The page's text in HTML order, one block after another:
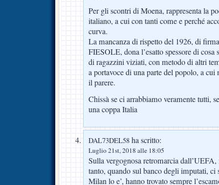
Per gli scontri di Moena, rappresenta la
italiano, a cui con tanti come e perché
curva.
La mancanza di rispetto del 1926, di
FIESOLE, dona l’esatto spessore di cosa
di ragazzini viziati, con metodo di altri
a portavoce di una parte del popolo, a cui
il parere.
Chissà se ci arrabbiamo veramente tutti,
una coppa Italia
DAL73DEL58 ha scritto:
Luglio 21st, 2018 alle 18:05
Sulla vergognosa retromarcia
tanto, quando sul banco degli imputati,
Milan lo e’, hanno trovato sempre